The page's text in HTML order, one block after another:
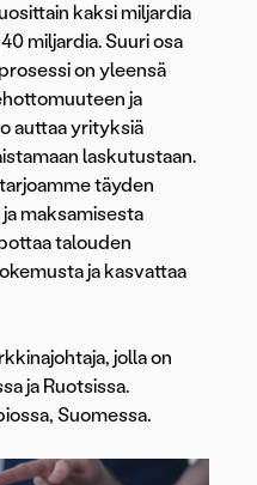
kaksi miljardia
miljardia. Suuri osa
on yleensä
ja
auttaa yrityksiä
laskutustaan.
täyden
maksamisesta
talouden
ja kasvattaa
jolla on
ja Ruotsissa.
Suomessa.